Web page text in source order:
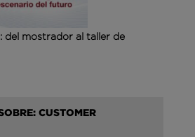
del mostrador al taller de
CUSTOMER